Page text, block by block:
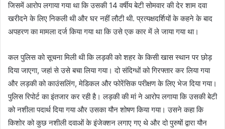
जिसमें आरोप लगाया गया था कि उसकी 14 वर्षीय बेटी सोमवार की देर शाम दवा
खरीदने के लिए निकली थी और घर नहीं लौटी थी. प्रत्यक्षदर्शियों के कहने के बाद
अपहरण का मामला दर्ज किया गया था कि उसे एक कार में ले जाया गया था।
कल पुलिस को सूचना मिली थी कि लड़की को शहर के किसी खास स्थान पर छोड़
दिया जाएगा, जहां से उसे बचा लिया गया। दो संदिग्धों को गिरफ्तार कर लिया गया
और लड़की को काउंसलिंग, मेडिकल और फोरेंसिक परीक्षण के लिए भेज दिया गया।
पुलिस रिपोर्ट का इंतजार कर रही है। लड़की की मां ने आरोप लगाया कि उसकी बेटी
को नशीला पदार्थ दिया गया और उसका यौन शोषण किया गया। उसने कहा कि
किशोर को कुछ नशीली दवाओं के इंजेक्शन लगाए गए थे और दो पुरुषों द्वारा यौन